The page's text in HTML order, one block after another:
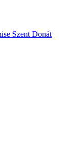
Szent Donát